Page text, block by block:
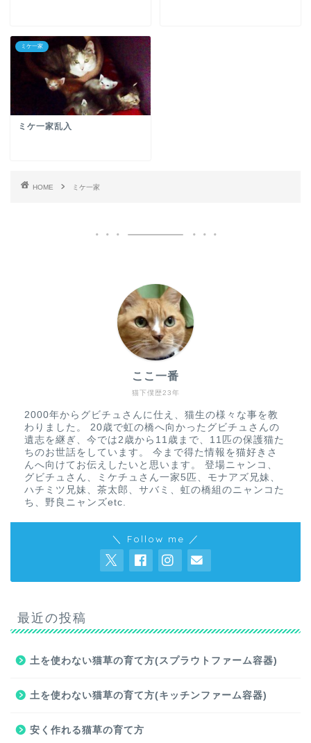
ミケ一家
ミケ一家乱入
HOME ミケ一家
猫下僕歴23年
ここ一番
2000年からグビチュさんに仕え、猫生の様々な事を教
わりました。 20歳で虹の橋へ向かったグビチュさんの
遺志を継ぎ、今では2歳から11歳まで、11匹の保護猫た
ちのお世話をしています。 今まで得た情報を猫好きさ
んへ向けてお伝えしたいと思います。 登場ニャンコ、
グビチュさん、ミケチュさん一家5匹、モナアズ兄妹、
ハチミツ兄妹、茶太郎、サバミ、虹の橋組のニャンコた
ち、野良ニャンズetc.
＼ Follow me ／
最近の投稿
土を使わない猫草の育て方(スプラウトファーム容器)
土を使わない猫草の育て方(キッチンファーム容器)
安く作れる猫草の育て方